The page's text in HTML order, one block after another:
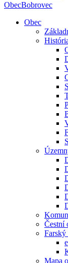
ObecBobrovec
Obec
Čestní
Farský
Mapa